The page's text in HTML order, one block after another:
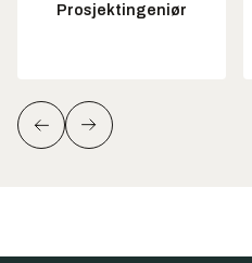
Prosjektingeniør